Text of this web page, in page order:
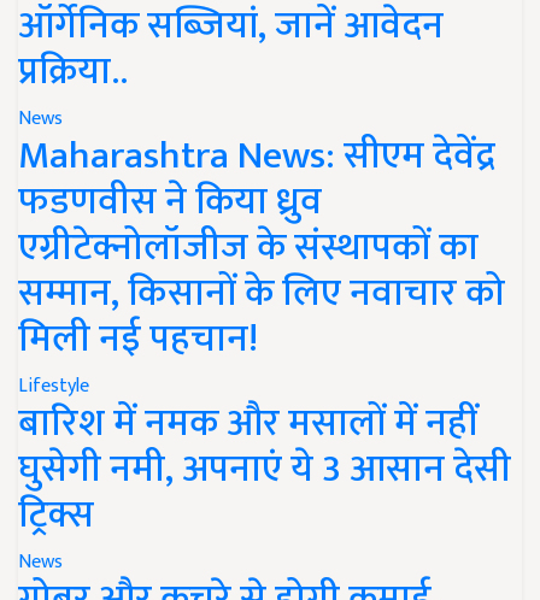
ऑर्गेनिक सब्जियां, जानें आवेदन
प्रक्रिया..
News
Maharashtra News: सीएम देवेंद्र
फडणवीस ने किया ध्रुव
एग्रीटेक्नोलॉजीज के संस्थापकों का
सम्मान, किसानों के लिए नवाचार को
मिली नई पहचान!
Lifestyle
बारिश में नमक और मसालों में नहीं
घुसेगी नमी, अपनाएं ये 3 आसान देसी
ट्रिक्स
News